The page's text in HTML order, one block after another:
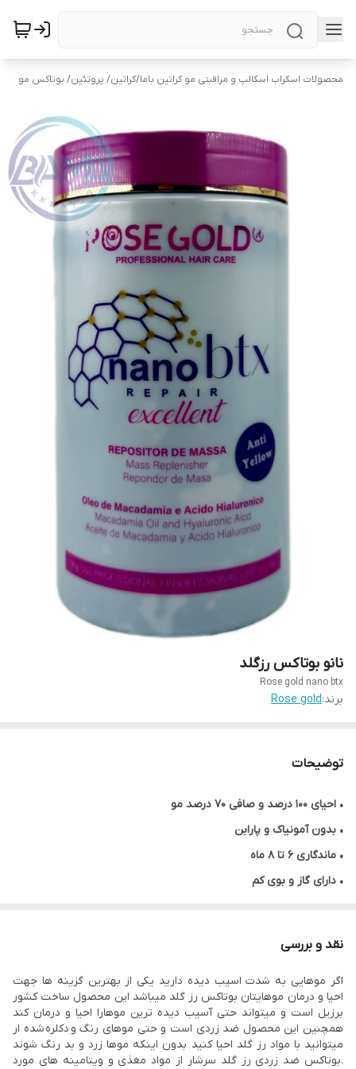
محصولات اسکراب اسکالپ و مراقبتی مو کراتین باما/کراتین/ پروتئین/ بوتاکس مو
نانو بوتاکس رزگلد
Rose gold nano btx
برند:Rose gold
توضیحات
• احیای ۱۰۰ درصد و صافی ۷۰ درصد مو
• بدون آمونیاک و پارابن
• ماندگاری ۶ تا ۸ ماه
• دارای گاز و بوی کم
• نرم کننده و آبرسان
• ضد زردی
• حجم ا کیلوگرم
• ساخت کشور برزیل
نقد و بررسی
اگر موهایی به شدت اسیب دیده دارید یکی از بهترین گزینه ها جهت
احیا و درمان موهایتان بوتاکس رز گلد میباشد این محصول ساخت کشور
برزیل است و میتواند حتی آسیب دیده ترین موهارا احیا و درمان کند
همچنین این محصول ضد زردی است و حتی موهای رنگ و دکلره شده ار
میتوانید با مواد رز گلد احیا کنید بدون اینکه موها زرد و بد رنگ شوند
.بوتاکس ضد زردی رز گلد سرشار از مواد مغذی و ویتامینه های مورد